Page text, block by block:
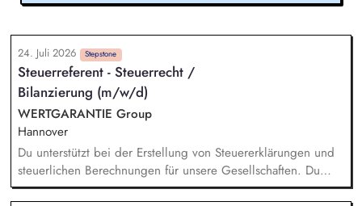
24. Juli 2026 Stepstone
Steuerreferent - Steuerrecht /
Bilanzierung (m/w/d)
WERTGARANTIE Group
Hannover
Du unterstützt bei der Erstellung von Steuererklärungen und
steuerlichen Berechnungen für unsere Gesellschaften. Du
wirkst bei der Erstellung von Steuerbilanzen und E-Bilanzen